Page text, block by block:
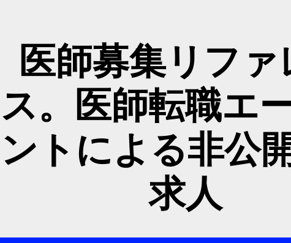
医師募集リファ
ス。医師転職エ
ントによる非公
求人